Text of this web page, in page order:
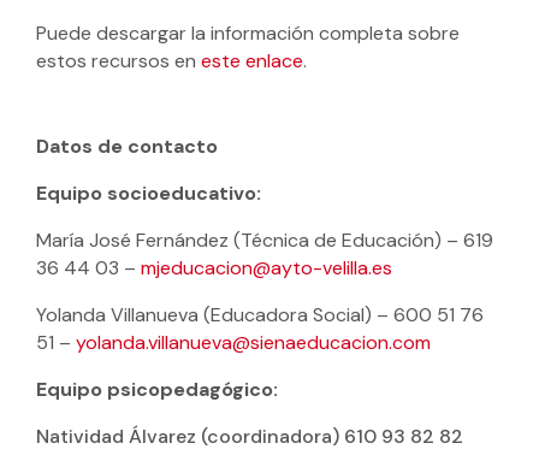
Puede descargar la información completa sobre
estos recursos en este enlace.
Datos de contacto
Equipo socioeducativo:
María José Fernández (Técnica de Educación) – 619
36 44 03 – mjeducacion@ayto-velilla.es
Yolanda Villanueva (Educadora Social) – 600 51 76
51 – yolanda.villanueva@sienaeducacion.com
Equipo psicopedagógico:
Natividad Álvarez (coordinadora) 610 93 82 82